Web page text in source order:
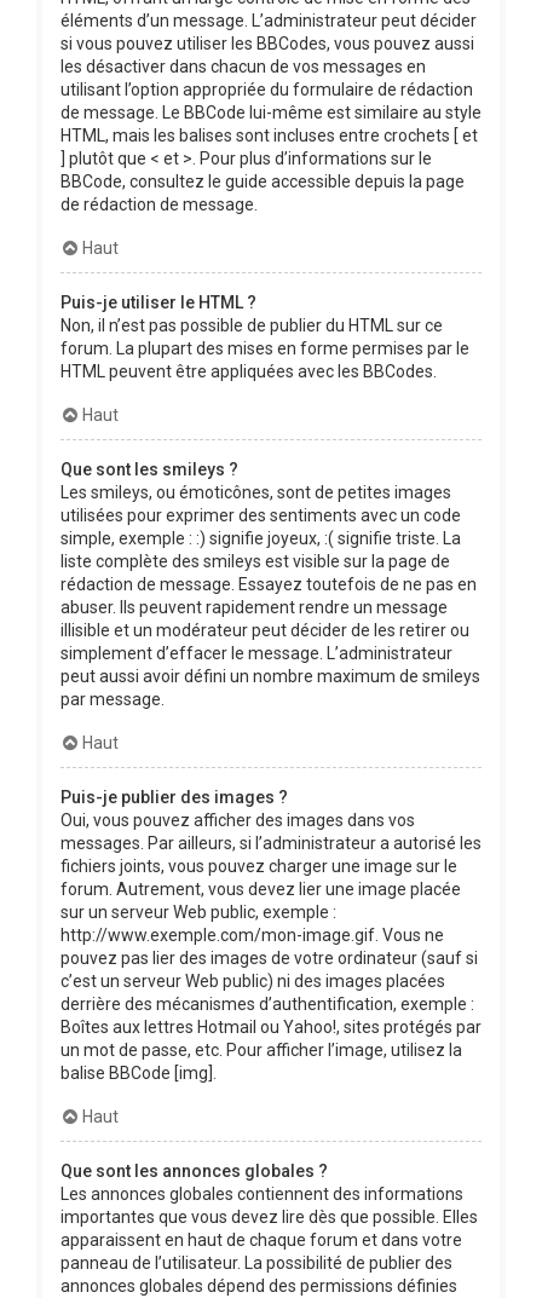
éléments d’un message. L’administrateur peut décider
si vous pouvez utiliser les BBCodes, vous pouvez aussi
les désactiver dans chacun de vos messages en
utilisant l’option appropriée du formulaire de rédaction
de message. Le BBCode lui-même est similaire au style
HTML, mais les balises sont incluses entre crochets [ et
] plutôt que < et >. Pour plus d’informations sur le
BBCode, consultez le guide accessible depuis la page
de rédaction de message.
Haut
Puis-je utiliser le HTML ?
Non, il n’est pas possible de publier du HTML sur ce
forum. La plupart des mises en forme permises par le
HTML peuvent être appliquées avec les BBCodes.
Haut
Que sont les smileys ?
Les smileys, ou émoticônes, sont de petites images
utilisées pour exprimer des sentiments avec un code
simple, exemple : :) signifie joyeux, :( signifie triste. La
liste complète des smileys est visible sur la page de
rédaction de message. Essayez toutefois de ne pas en
abuser. Ils peuvent rapidement rendre un message
illisible et un modérateur peut décider de les retirer ou
simplement d’effacer le message. L’administrateur
peut aussi avoir défini un nombre maximum de smileys
par message.
Haut
Puis-je publier des images ?
Oui, vous pouvez afficher des images dans vos
messages. Par ailleurs, si l’administrateur a autorisé les
fichiers joints, vous pouvez charger une image sur le
forum. Autrement, vous devez lier une image placée
sur un serveur Web public, exemple :
http://www.exemple.com/mon-image.gif. Vous ne
pouvez pas lier des images de votre ordinateur (sauf si
c’est un serveur Web public) ni des images placées
derrière des mécanismes d’authentification, exemple :
Boîtes aux lettres Hotmail ou Yahoo!, sites protégés par
un mot de passe, etc. Pour afficher l’image, utilisez la
balise BBCode [img].
Haut
Que sont les annonces globales ?
Les annonces globales contiennent des informations
importantes que vous devez lire dès que possible. Elles
apparaissent en haut de chaque forum et dans votre
panneau de l’utilisateur. La possibilité de publier des
annonces globales dépend des permissions définies